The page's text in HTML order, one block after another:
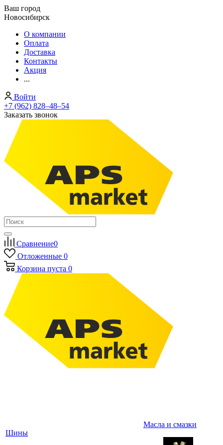
Ваш город
Новосибирск
О компании
Оплата
Доставка
Контакты
Акция
...
Войти
+7 (962) 828‒48‒54
Заказать звонок
Сравнение0
Отложенные 0
Корзина пуста 0
Шины
Масла и смазки